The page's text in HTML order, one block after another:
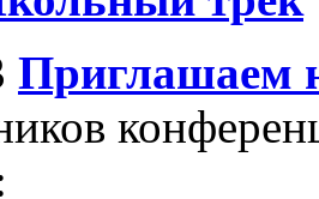
Приглашаем